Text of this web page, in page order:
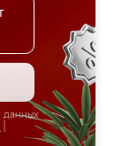
данных